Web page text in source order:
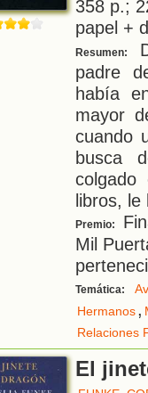
358 p.;
papel +
Resumen:
padre
había
mayor
cuando
busca
colgado
libros, le
Premio:
Mil
Temática:
Hermanos,
Relaciones
El